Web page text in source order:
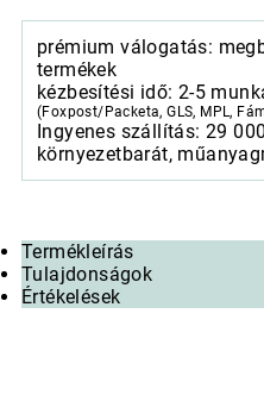
prémium válogatás:
termékek
kézbesítési idő: 2-5
(Foxpost/Packeta, GLS, MPL,
Ingyenes szállítás: 29
környezetbarát,
Termékleírás
Tulajdonságok
Értékelések